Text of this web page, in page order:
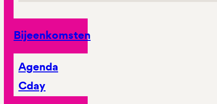
Bijeenkomsten
Agenda
Cday